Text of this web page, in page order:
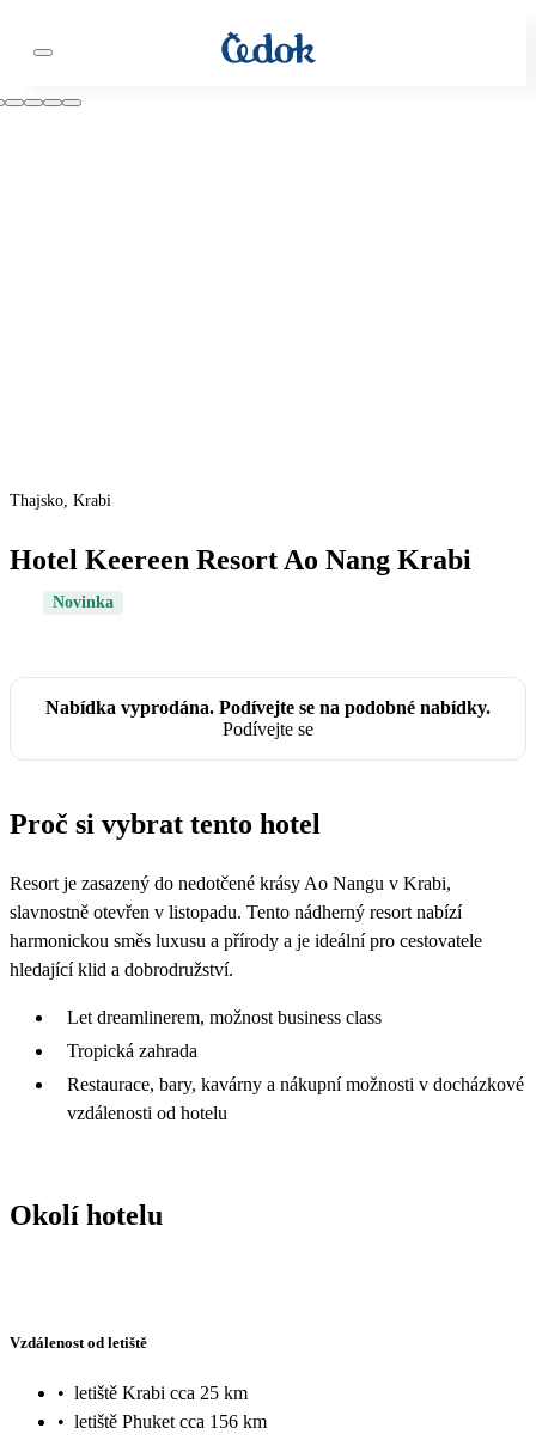
Thajsko, Krabi
Hotel Keereen Resort Ao Nang Krabi
Novinka
Nabídka vyprodána. Podívejte se na podobné nabídky.
Podívejte se
Proč si vybrat tento hotel
Resort je zasazený do nedotčené krásy Ao Nangu v Krabi,
slavnostně otevřen v listopadu. Tento nádherný resort nabízí
harmonickou směs luxusu a přírody a je ideální pro cestovatele
hledající klid a dobrodružství.
Let dreamlinerem, možnost business class
Tropická zahrada
Restaurace, bary, kavárny a nákupní možnosti v docházkové
vzdálenosti od hotelu
Okolí hotelu
Vzdálenost od letiště
• letiště Krabi cca 25 km
• letiště Phuket cca 156 km